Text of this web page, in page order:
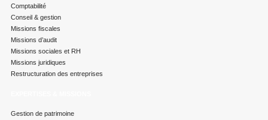
Comptabilité
Conseil & gestion
Missions fiscales
Missions d’audit
Missions sociales et RH
Missions juridiques
Restructuration des entreprises
Gestion de patrimoine